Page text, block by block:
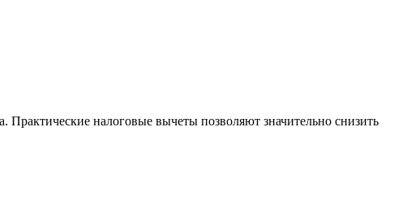
налоговые вычеты позволяют значительно снизить